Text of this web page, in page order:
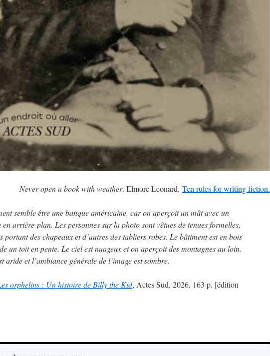
Never open a book with weather. Elmore Leonard, Ten rules for writing fiction.
semble être une banque américaine, car on aperçoit un mât avec un
en arrière-plan. Les personnes sur la photo sont vêtues de tenues formelles,
portant des chapeaux et d’autres des tabliers robes. Le bâtiment est en bois
un toit en pente. Le ciel est nuageux et on aperçoit des montagnes au loin.
aride et l’ambiance générale de l’image est sombre.
orphelins : Un histoire de Billy the Kid, Actes Sud, 2026, 163 p. [édition